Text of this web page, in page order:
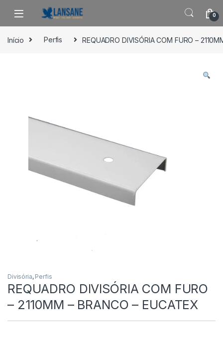
Saltar para navegação
Pular para o conteúdo
0
Início Perfis REQUADRO DIVISÓRIA COM FURO –
Divisória, Perfis
REQUADRO DIVISÓRIA COM FURO
– 2110MM – BRANCO – EUCATEX